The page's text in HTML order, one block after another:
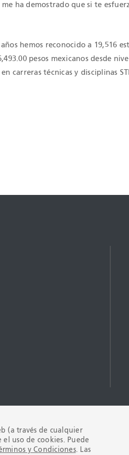
ha demostrado que si te
años hemos reconocido a 19,516
pesos mexicanos desde
carreras técnicas y disciplinas
Y CONDICIONES
(a través de cualquier
uso de cookies. Puede
y Condiciones. Las